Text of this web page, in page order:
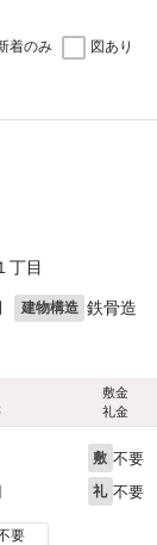
着のみ 図あり
丁目
建物構造 鉄骨造
敷金
礼金
敷 不要
礼 不要
要